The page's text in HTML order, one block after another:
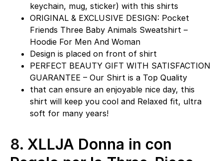
keychain, mug, sticker) with this shirts
ORIGINAL & EXCLUSIVE DESIGN: Pocket
Friends Three Baby Animals Sweatshirt –
Hoodie For Men And Woman
Design is placed on front of shirt
PERFECT BEAUTY GIFT WITH SATISFACTION
GUARANTEE – Our Shirt is a Top Quality
that can ensure an enjoyable nice day, this
shirt will keep you cool and Relaxed fit, ultra
soft for many years!
8. XLLJA Donna in con